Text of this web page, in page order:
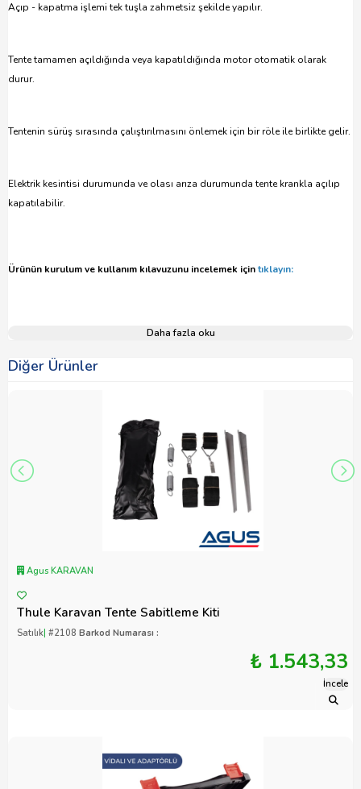
Açıp - kapatma işlemi tek tuşla zahmetsiz şekilde yapılır.
Tente tamamen açıldığında veya kapatıldığında motor otomatik olarak
durur.
Tentenin sürüş sırasında çalıştırılmasını önlemek için bir röle ile birlikte gelir.
Elektrik kesintisi durumunda ve olası arıza durumunda tente krankla açılıp
kapatılabilir.
Ürünün kurulum ve kullanım kılavuzunu incelemek içintıklayın:
Daha fazla oku
Diğer Ürünler
Agus KARAVAN
Thule Karavan Tente Sabitleme Kiti
Satılık| #2108 Barkod Numarası :
₺ 1.543,33
İncele